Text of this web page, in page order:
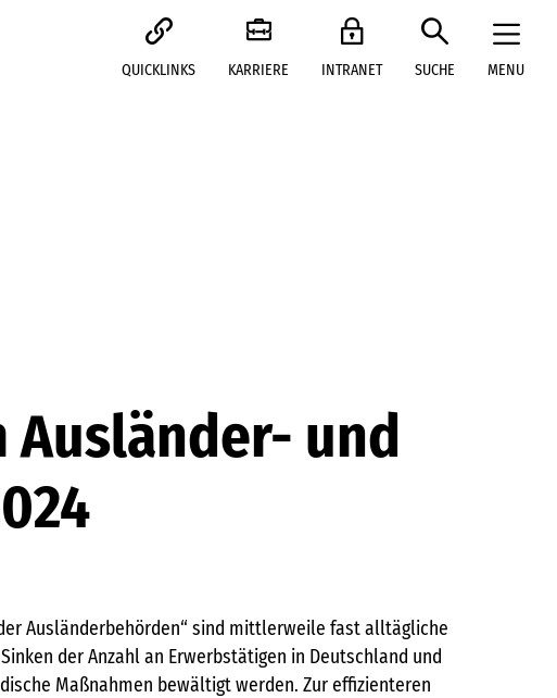
QUICKLINKS KARRIERE INTRANET SUCHE MENU
Ausländer- und
Ausländerbehörden“ sind mittlerweile fast alltägliche
der Anzahl an Erwerbstätigen in Deutschland und
Maßnahmen bewältigt werden. Zur effizienteren